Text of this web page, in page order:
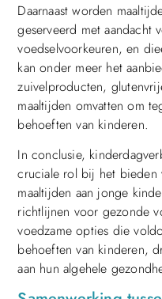
Daarnaast worden
geserveerd met aandacht
voedselvoorkeuren, en
kan onder meer het
zuivelproducten,
maaltijden omvatten om
behoeften van kinderen.
In conclusie,
cruciale rol bij het bieden
maaltijden aan jonge
richtlijnen voor gezonde
voedzame opties die
behoeften van kinderen,
aan hun algehele